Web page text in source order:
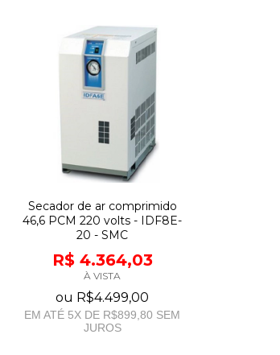
Secador de ar comprimido
46,6 PCM 220 volts - IDF8E-
20 - SMC
R$ 4.364,03
À VISTA
ou R$4.499,00
EM ATÉ 5X DE R$899,80 SEM
JUROS